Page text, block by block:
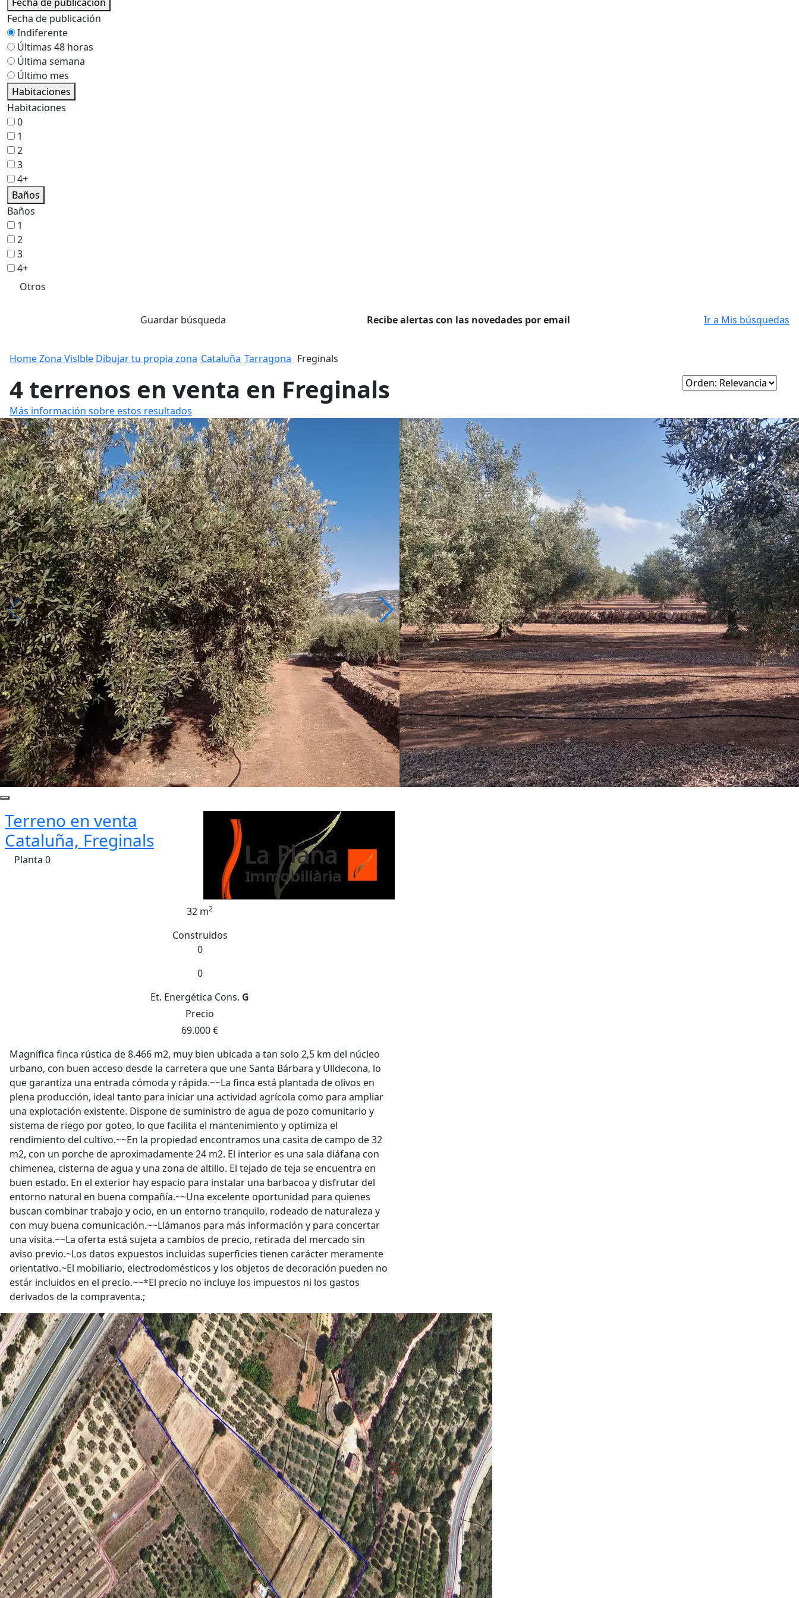
Fecha de publicación
Indiferente
Últimas 48 horas
Última semana
Último mes
Habitaciones
Habitaciones
0
1
2
3
4+
Baños
Baños
1
2
3
4+
Otros
Guardar búsqueda Recibe alertas con las novedades por email Ir a Mis búsquedas
HomeZona Vislble Dibujar tu propia zona Cataluña Tarragona Freginals
4 terrenos en venta en Freginals
Más información sobre estos resultados
Terreno en venta
Cataluña, Freginals
Planta 0
32 m2
Construidos
0
0
Et. Energética Cons. G
Precio
69.000 €
Magnífica finca rústica de 8.466 m2, muy bien ubicada a tan solo 2,5 km del núcleo
urbano, con buen acceso desde la carretera que une Santa Bárbara y Ulldecona, lo
que garantiza una entrada cómoda y rápida.~~La finca está plantada de olivos en
plena producción, ideal tanto para iniciar una actividad agrícola como para ampliar
una explotación existente. Dispone de suministro de agua de pozo comunitario y
sistema de riego por goteo, lo que facilita el mantenimiento y optimiza el
rendimiento del cultivo.~~En la propiedad encontramos una casita de campo de 32
m2, con un porche de aproximadamente 24 m2. El interior es una sala diáfana con
chimenea, cisterna de agua y una zona de altillo. El tejado de teja se encuentra en
buen estado. En el exterior hay espacio para instalar una barbacoa y disfrutar del
entorno natural en buena compañía.~~Una excelente oportunidad para quienes
buscan combinar trabajo y ocio, en un entorno tranquilo, rodeado de naturaleza y
con muy buena comunicación.~~Llámanos para más información y para concertar
una visita.~~La oferta está sujeta a cambios de precio, retirada del mercado sin
aviso previo.~Los datos expuestos incluidas superficies tienen carácter meramente
orientativo.~El mobiliario, electrodomésticos y los objetos de decoración pueden no
estár incluidos en el precio.~~*El precio no incluye los impuestos ni los gastos
derivados de la compraventa.;